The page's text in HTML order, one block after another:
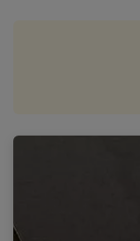
Des records
Des tarifs plus